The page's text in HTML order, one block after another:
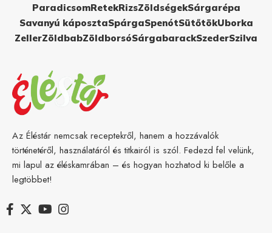
ParadicsomRetekRizsZöldségekSárgarépa
Savanyú káposztaSpárgaSpenótSütőtökUborka
ZellerZöldbabZöldborsóSárgabarackSzederSzilva
Az Éléstár nemcsak receptekről, hanem a hozzávalók
történetéről, használatáról és titkairól is szól. Fedezd fel velünk,
mi lapul az éléskamrában – és hogyan hozhatod ki belőle a
legtöbbet!